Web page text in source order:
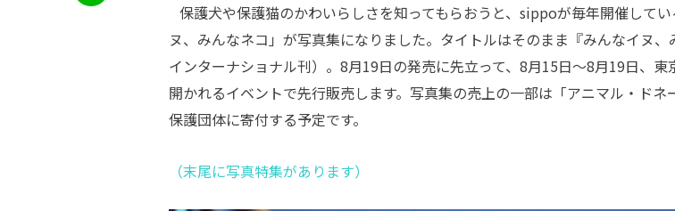
保護犬や保護猫のかわいらしさを知ってもらおうと、sippoが毎年開催して
ヌ、みんなネコ」が写真集になりました。タイトルはそのまま『みんなイヌ、
インターナショナル刊）。8月19日の発売に先立って、8月15日～8月19日、東
開かれるイベントで先行販売します。写真集の売上の一部は「アニマル・ドネ
保護団体に寄付する予定です。
（末尾に写真特集があります）